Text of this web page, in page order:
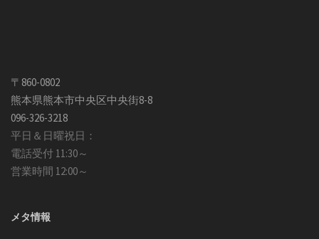
〒860-0802
熊本県熊本市中央区中央街8-8
096-326-3218
平日＆日曜祝日：
電話受付 11:30～
営業時間 12:00～
メタ情報